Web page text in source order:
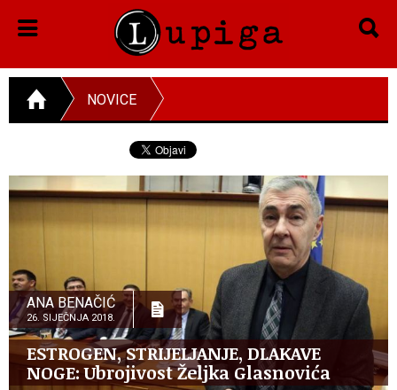
NOVICE
ANA BENAČIĆ
26. SIJEČNJA 2018.
ESTROGEN, STRIJELJANJE, DLAKAVE
NOGE: Ubrojivost Željka Glasnovića